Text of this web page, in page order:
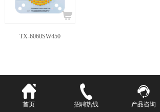
TX-6060SW450
友情链接
流量统计
粤ICP备11091376号
首页 招聘热线 产品咨询